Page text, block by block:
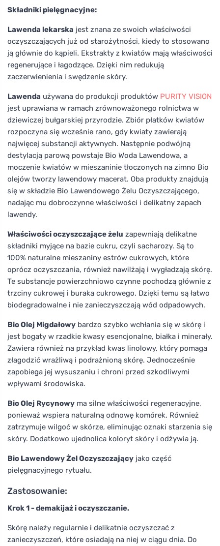
Składniki pielęgnacyjne:
Lawenda lekarska jest znana ze swoich właściwości
oczyszczających już od starożytności, kiedy to stosowano
ją głównie do kąpieli. Ekstrakty z kwiatów mają właściwości
regenerujące i łagodzące. Dzięki nim redukują
zaczerwienienia i swędzenie skóry.
Lawenda używana do produkcji produktów PURITY VISION
jest uprawiana w ramach zrównoważonego rolnictwa w
dziewiczej bułgarskiej przyrodzie. Zbiór płatków kwiatów
rozpoczyna się wcześnie rano, gdy kwiaty zawierają
najwięcej substancji aktywnych. Następnie podwójną
destylacją parową powstaje Bio Woda Lawendowa, a
moczenie kwiatów w mieszaninie tłoczonych na zimno Bio
olejów tworzy lawendowy macerat. Oba produkty znajdują
się w składzie Bio Lawendowego Żelu Oczyszczającego,
nadając mu dobroczynne właściwości i delikatny zapach
lawendy.
Właściwości oczyszczające żelu zapewniają delikatne
składniki myjące na bazie cukru, czyli sacharozy. Są to
100% naturalne mieszaniny estrów cukrowych, które
oprócz oczyszczania, również nawilżają i wygładzają skórę.
Te substancje powierzchniowo czynne pochodzą głównie z
trzciny cukrowej i buraka cukrowego. Dzięki temu są łatwo
biodegradowalne i nie zanieczyszczają wód odpadowych.
Bio Olej Migdałowy bardzo szybko wchłania się w skórę i
jest bogaty w rzadkie kwasy esencjonalne, białka i minerały.
Zawiera również na przykład kwas linolowy, który pomaga
złagodzić wrażliwą i podrażnioną skórę. Jednocześnie
zapobiega jej wysuszaniu i chroni przed szkodliwymi
wpływami środowiska.
Bio Olej Rycynowy ma silne właściwości regeneracyjne,
ponieważ wspiera naturalną odnowę komórek. Również
zatrzymuje wilgoć w skórze, eliminując oznaki starzenia się
skóry. Dodatkowo ujednolica koloryt skóry i odżywia ją.
Bio Lawendowy Żel Oczyszczający jako część
pielęgnacyjnego rytuału.
Zastosowanie:
Krok 1 - demakijaż i oczyszczanie.
Skórę należy regularnie i delikatnie oczyszczać z
zanieczyszczeń, które osiadają na niej w ciągu dnia. Do